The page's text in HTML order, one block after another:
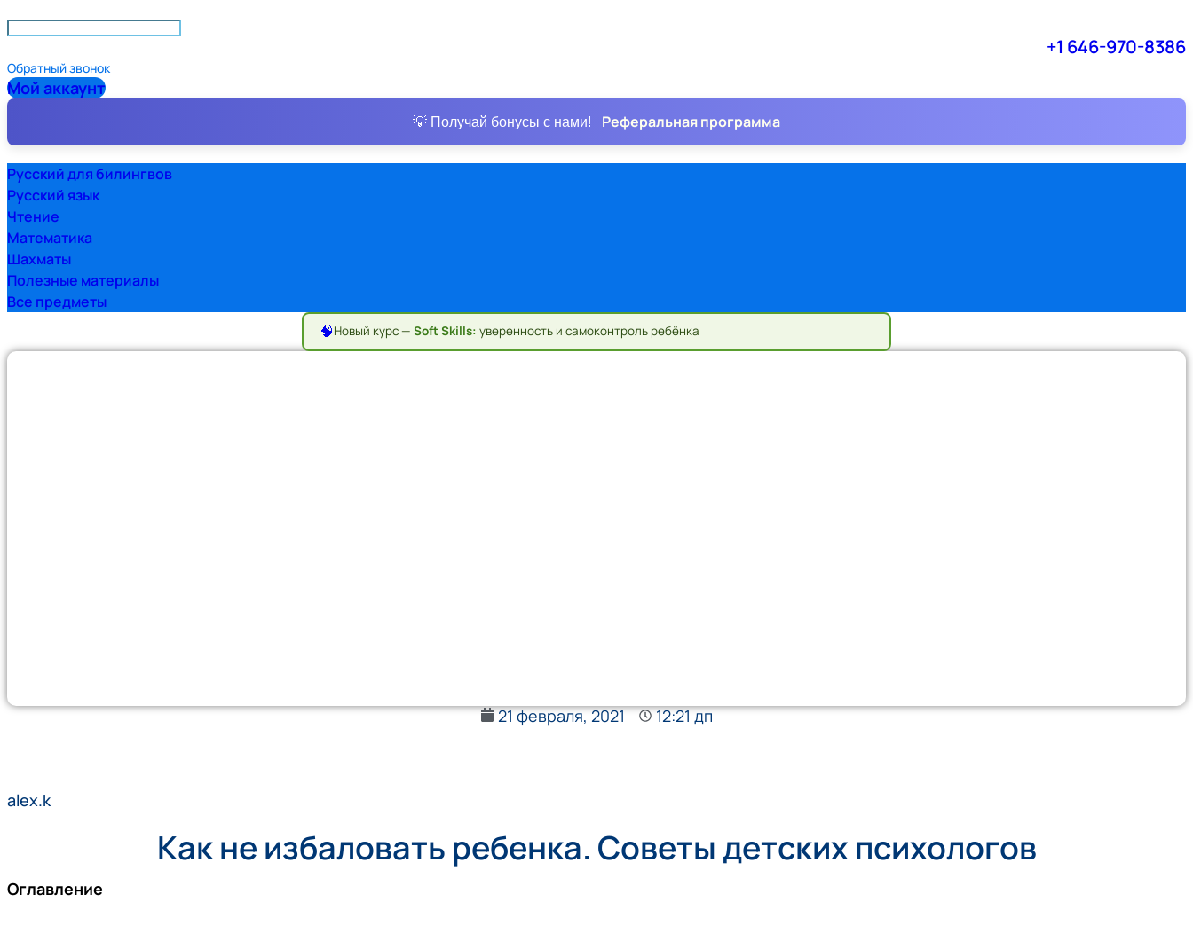
+1 646-970-8386
Обратный звонок
Мой аккаунт
💡 Получай бонусы с нами! Реферальная программа
Русский для билингвов
Русский язык
Чтение
Математика
Шахматы
Полезные материалы
Все предметы
🧠Новый курс — Soft Skills: уверенность и самоконтроль ребёнка
21 февраля, 2021 12:21 дп
alex.k
Как не избаловать ребенка. Советы детских психологов
Оглавление